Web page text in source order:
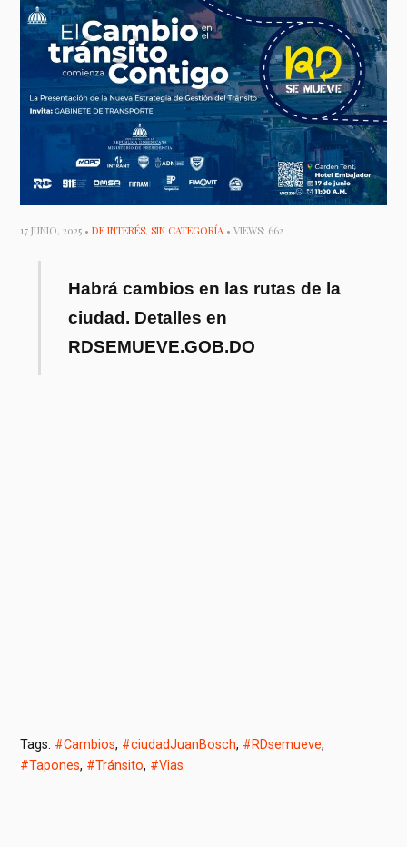
17 JUNIO, 2025 •DE INTERÉS,SIN CATEGORÍA • VIEWS: 662
Habrá cambios en las rutas de la
ciudad. Detalles en
RDSEMUEVE.GOB.DO
Tags: #Cambios, #ciudadJuanBosch, #RDsemueve,
#Tapones, #Tránsito, #Vias